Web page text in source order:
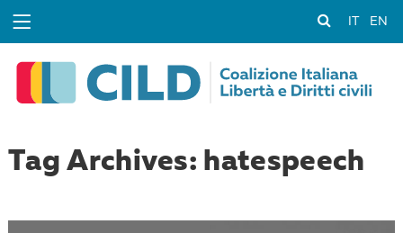
EN
Tag Archives: hatespeech